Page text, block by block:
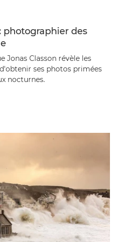
photographier des
Jonas Classon révèle les
ses photos primées
nocturnes.